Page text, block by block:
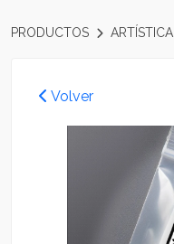
PRODUCTOS ARTÍSTICA
Volver